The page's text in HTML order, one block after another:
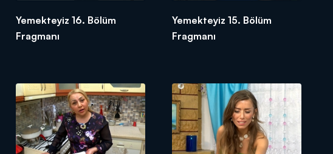
Yemekteyiz 16. Bölüm
Fragmanı
Yemekteyiz 15. Bölüm
Fragmanı